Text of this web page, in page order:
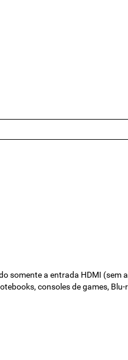
somente a entrada HDMI (sem
consoles de games, Blu-